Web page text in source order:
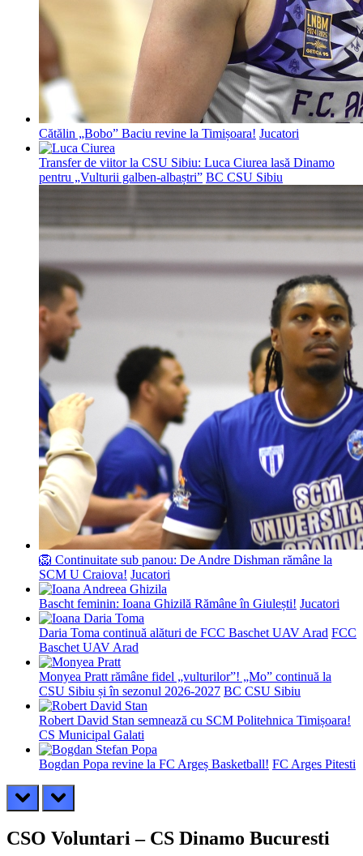
Cătălin „Bobo” Baciu revine la Timișoara! Jucatori
Transfer de viitor la CSU Sibiu: Luca Ciurea lasă Dinamo
pentru „Vulturii galben-albaștri” BC CSU Sibiu
🦁 Continuitate sub panou: De Andre Dishman rămâne la
SCM U Craiova! Jucatori
Bascht feminin: Ioana Ghizilă Rămâne în Giulești! Jucatori
Daria Toma continuă alături de FCC Baschet UAV Arad FCC
Baschet UAV Arad
Monyea Pratt rămâne fidel „vulturilor”! „Mo” continuă la
CSU Sibiu și în sezonul 2026-2027 BC CSU Sibiu
Robert David Stan semnează cu SCM Politehnica Timișoara!
CS Municipal Galati
Bogdan Popa revine la FC Argeș Basketball! FC Arges Pitesti
prev next
CSO Voluntari – CS Dinamo Bucuresti